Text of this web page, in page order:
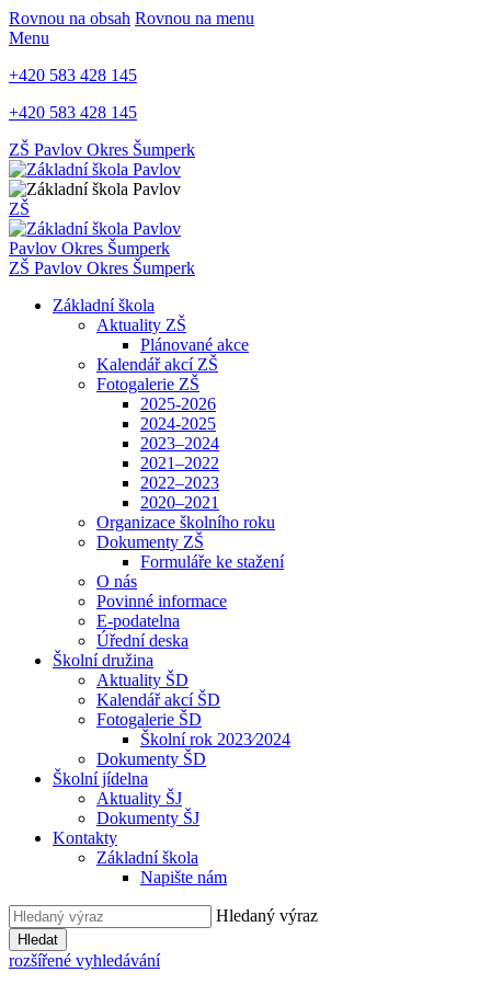
Rovnou na obsah Rovnou na menu
Menu
+420 583 428 145
+420 583 428 145
ZŠ Pavlov Okres Šumperk
ZŠ
Pavlov Okres Šumperk
ZŠ Pavlov Okres Šumperk
Základní škola
Aktuality ZŠ
Plánované akce
Kalendář akcí ZŠ
Fotogalerie ZŠ
2025-2026
2024-2025
2023–2024
2021–2022
2022–2023
2020–2021
Organizace školního roku
Dokumenty ZŠ
Formuláře ke stažení
O nás
Povinné informace
E-podatelna
Úřední deska
Školní družina
Aktuality ŠD
Kalendář akcí ŠD
Fotogalerie ŠD
Školní rok 2023⁄2024
Dokumenty ŠD
Školní jídelna
Aktuality ŠJ
Dokumenty ŠJ
Kontakty
Základní škola
Napište nám
Hledaný výraz
Hledat
rozšířené vyhledávání